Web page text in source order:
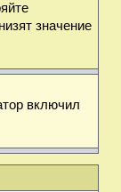
значение
включил